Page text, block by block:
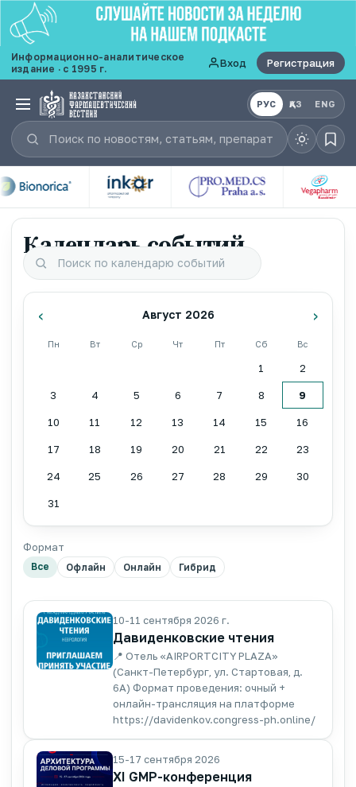
Информационно-аналитическое
издание · с 1995 г.
Вход Регистрация
РУС ҚАЗ ENG
Календарь событий
10-11 сентября 2026 г.
Давиденковские чтения
📍 Отель «AIRPORTCITY PLAZA»
(Санкт-Петербург, ул. Стартовая, д.
6А) Формат проведения: очный +
онлайн-трансляция на платформе
https://davidenkov.congress-ph.online/
15-17 сентября 2026
XI GMP-конференция
‹ Август 2026 ›
Пн Вт Ср Чт Пт Сб Вс
1 2
3 4 5 6 7 8 9
10 11 12 13 14 15 16
17 18 19 20 21 22 23
24 25 26 27 28 29 30
31
Формат
Все Офлайн Онлайн Гибрид